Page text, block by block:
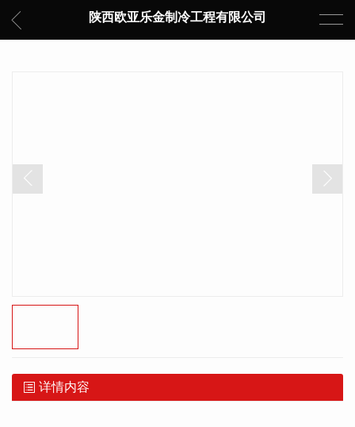
陕西欧亚乐金制冷工程有限公司
详情内容